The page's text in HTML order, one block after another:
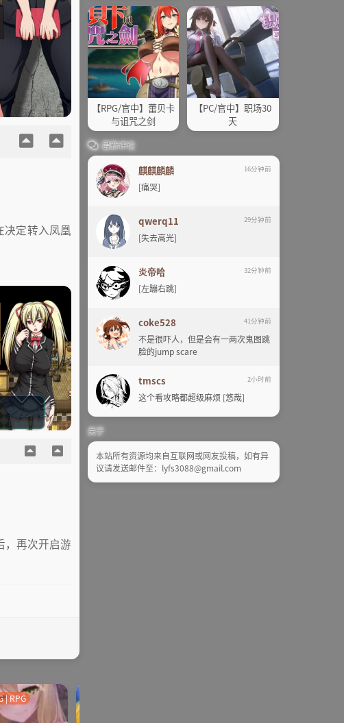
决定转入凤凰
，再次开启游
| RPG
【RPG/官中】蕾贝卡
与诅咒之剑
【PC/官中】职场30
天
最新评论
麒麒麟麟 16分钟前
[痛哭]
qwerq11 29分钟前
[失去高光]
炎帝哈 32分钟前
[左蹦右跳]
coke528 41分钟前
不是很吓人，但是会有一两次鬼图跳
脸的jump scare
tmscs 2小时前
这个看攻略都超级麻烦 [悠哉]
关于
本站所有资源均来自互联网或网友投稿，如有异
议请发送邮件至：lyfs3088@gmail.com